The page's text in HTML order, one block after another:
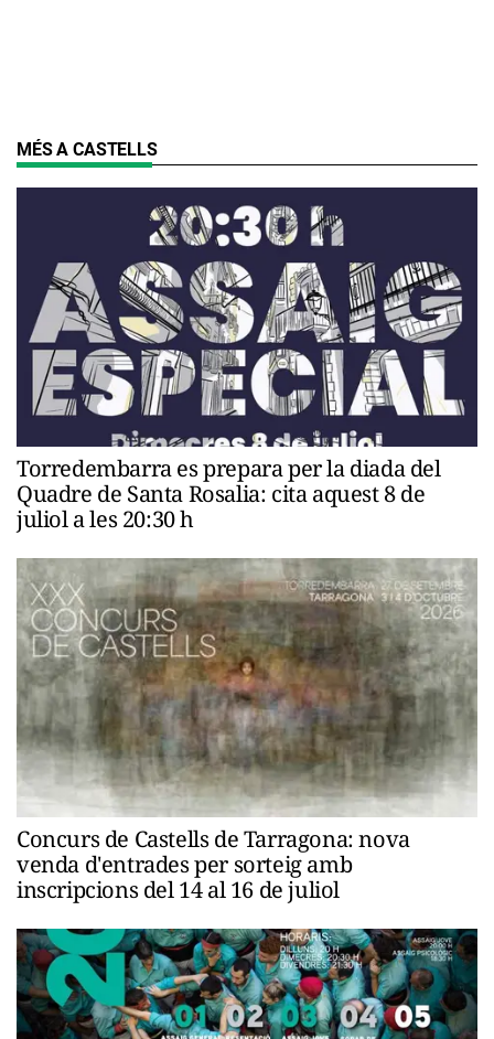
MÉS A CASTELLS
Torredembarra es prepara per la diada del
Quadre de Santa Rosalia: cita aquest 8 de
juliol a les 20:30 h
Concurs de Castells de Tarragona: nova
venda d'entrades per sorteig amb
inscripcions del 14 al 16 de juliol